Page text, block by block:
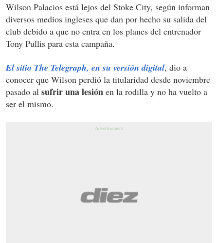
Wilson Palacios está lejos del Stoke City, según informan
diversos medios ingleses que dan por hecho su salida del
club debido a que no entra en los planes del entrenador
Tony Pullis para esta campaña.
El sitio The Telegraph, en su versión digital, dio a
conocer que Wilson perdió la titularidad desde noviembre
pasado al sufrir una lesión en la rodilla y no ha vuelto a
ser el mismo.